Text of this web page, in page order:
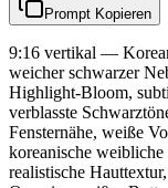
Prompt Kopieren
9:16 vertikal —
weicher schwarzer
Highlight-Bloom,
verblasste
Fensternähe, weiße
koreanische
realistische